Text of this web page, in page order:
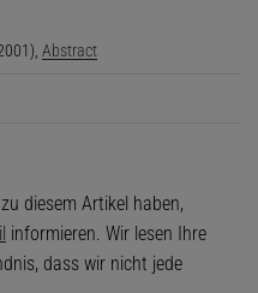
Abstract
diesem Artikel haben,
informieren. Wir lesen Ihre
dass wir nicht jede